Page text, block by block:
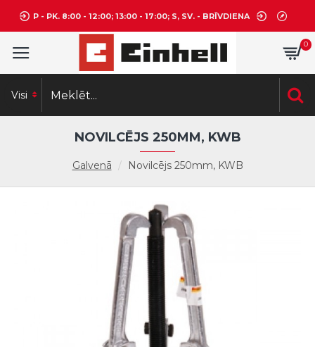
P - PK. 8:00 - 12:00; 13:00 - 17:00; S, SV. - BRĪVDIENA
0
Visi
Galvenā Novilcējs 250mm, KWB
NOVILCĒJS 250MM, KWB